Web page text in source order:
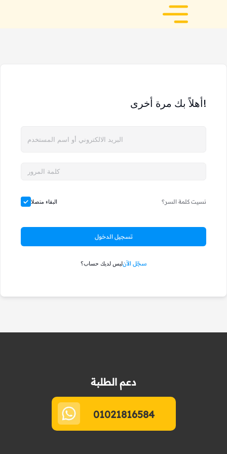
أهلاً بك مرة أخرى!
البقاء متصلا نسيت كلمة السر؟
تسجيل الدخول
ليس لديك حساب؟سجّل الآن
دعم الطلبة
01021816584